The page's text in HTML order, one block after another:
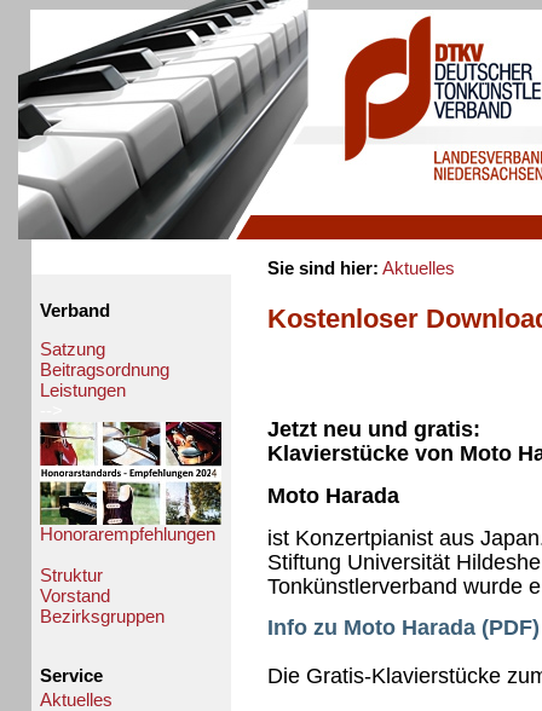
Verband
Satzung
Beitragsordnung
Leistungen
Honorarempfehlungen
Struktur
Vorstand
Bezirksgruppen
Service
Aktuelles
Sie sind hier: Aktuelles
Kostenloser
Jetzt neu und gratis:
Klavierstücke von Moto
Moto Harada
ist Konzertpianist aus
Stiftung Universität
Tonkünstlerverband wurde
Info zu Moto Harada (PDF)
Die Gratis-Klavierstücke